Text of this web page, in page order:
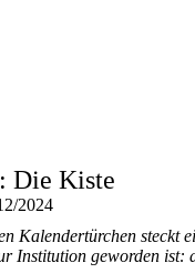
Die Kiste
2024
Kalendertürchen steckt
Institution geworden ist: